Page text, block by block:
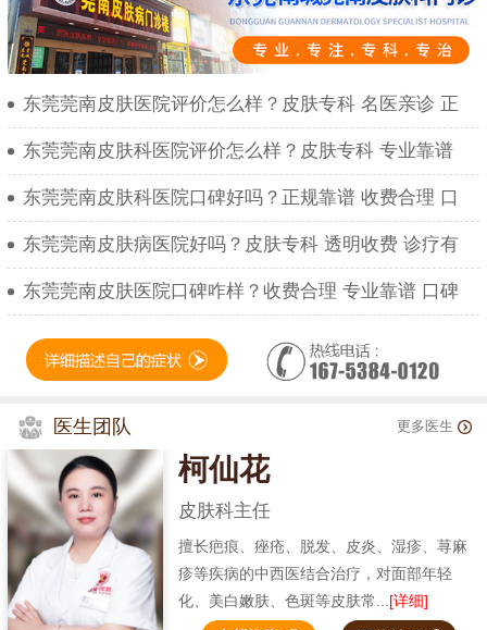
东莞莞南皮肤医院评价怎么样？皮肤专科 名医亲诊 正
东莞莞南皮肤科医院评价怎么样？皮肤专科 专业靠谱
东莞莞南皮肤科医院口碑好吗？正规靠谱 收费合理 口
东莞莞南皮肤病医院好吗？皮肤专科 透明收费 诊疗有
东莞莞南皮肤医院口碑咋样？收费合理 专业靠谱 口碑
医生团队 更多医生
柯仙花
皮肤科主任
擅长疤痕、痤疮、脱发、皮炎、湿疹、荨麻
疹等疾病的中西医结合治疗，对面部年轻
化、美白嫩肤、色斑等皮肤常... [详细]